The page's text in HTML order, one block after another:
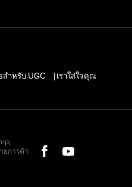
สำหรับ UGC เราใส่ใจคุณ
ยการค้า